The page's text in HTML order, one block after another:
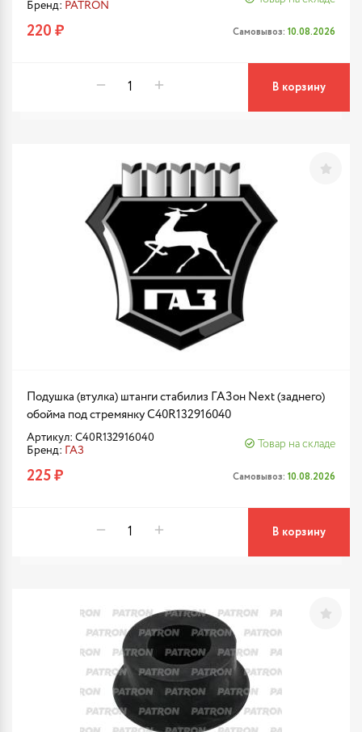
Бренд: PATRON
220 ₽ Самовывоз: 10.08.2026
В корзину
Подушка (втулка) штанги стабилиз ГАЗон Next (заднего)
обойма под стремянку C40R132916040
Артикул: C40R132916040
Бренд: ГАЗ
Товар на складе
225 ₽ Самовывоз: 10.08.2026
В корзину